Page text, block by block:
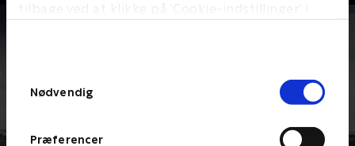
tilbage ved at klikke på ’Cookie-indstillinger’ i
Nødvendig
Præferencer